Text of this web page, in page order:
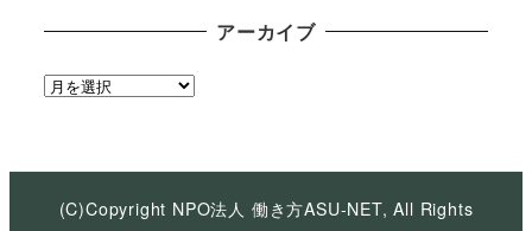
アーカイブ
ア
イ
(C)Copyright NPO法人 働き方ASU-NET, All Rights